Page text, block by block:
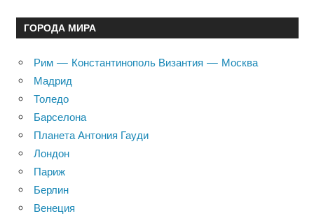
ГОРОДА МИРА
Рим — Константинополь Византия — Москва
Мадрид
Толедо
Барселона
Планета Антония Гауди
Лондон
Париж
Берлин
Венеция